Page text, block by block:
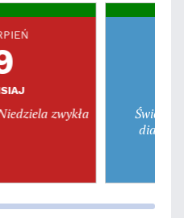
zwykła
Święto